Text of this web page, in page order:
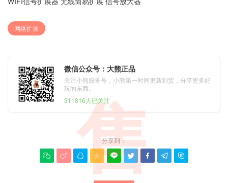
网络扩展
微信公众号：大熊正品
关注小熊服务号，小熊第一时间更新到货，分享更多好
玩的东西。
311816人已关注
分享到：
        
售